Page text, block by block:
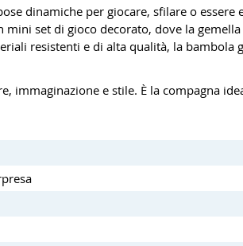
dinamiche per giocare, sfilare o essere
set di gioco decorato, dove la
resistenti e di alta qualità, la bambola
immaginazione e stile. È la compagna